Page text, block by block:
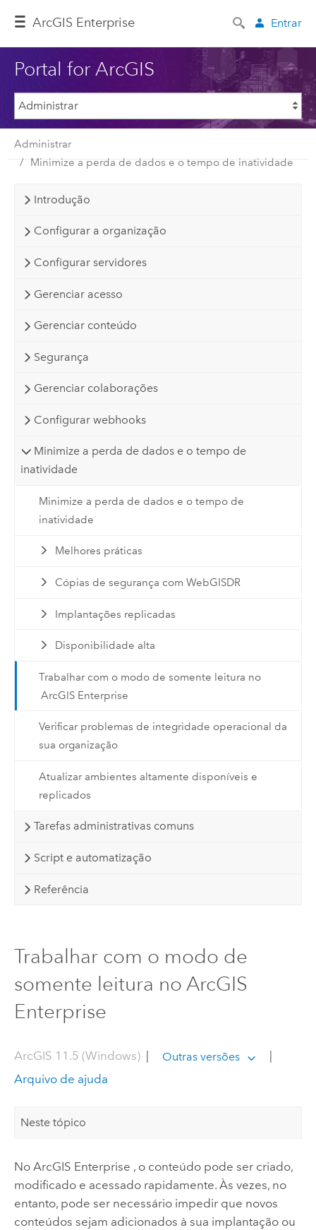
ArcGIS Enterprise Entrar
Portal for ArcGIS
Administrar
Minimize a perda de dados e o tempo de inatividade
Introdução
Configurar a organização
Configurar servidores
Gerenciar acesso
Gerenciar conteúdo
Segurança
Gerenciar colaborações
Configurar webhooks
Minimize a perda de dados e o tempo de
inatividade
Minimize a perda de dados e o tempo de
inatividade
Melhores práticas
Cópias de segurança com WebGISDR
Implantações replicadas
Disponibilidade alta
Trabalhar com o modo de somente leitura no
ArcGIS Enterprise
Verificar problemas de integridade operacional da
sua organização
Atualizar ambientes altamente disponíveis e
replicados
Tarefas administrativas comuns
Script e automatização
Referência
Trabalhar com o modo de
somente leitura no ArcGIS
Enterprise
ArcGIS 11.5 (Windows)| Outras versões
Arquivo de ajuda
Neste tópico
No ArcGIS Enterprise , o conteúdo pode ser criado,
modificado e acessado rapidamente. Às vezes, no
entanto, pode ser necessário impedir que novos
conteúdos sejam adicionados à sua implantação ou